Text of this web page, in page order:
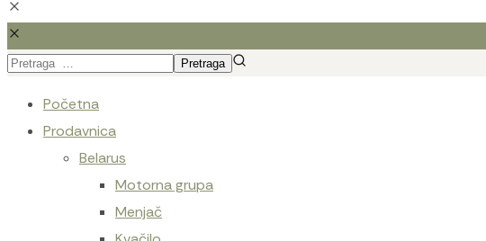
Početna
Prodavnica
Belarus
Motorna grupa
Menjač